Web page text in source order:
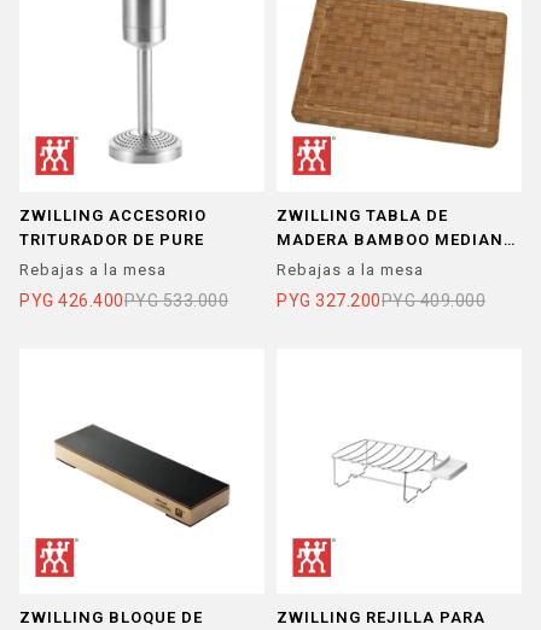
ZWILLING ACCESORIO
TRITURADOR DE PURE
Rebajas a la mesa
PYG 426.400PYG 533.000
ZWILLING TABLA DE
MADERA BAMBOO MEDIANA
36 x 25 cm
Rebajas a la mesa
PYG 327.200PYG 409.000
ZWILLING BLOQUE DE
ZWILLING REJILLA PARA